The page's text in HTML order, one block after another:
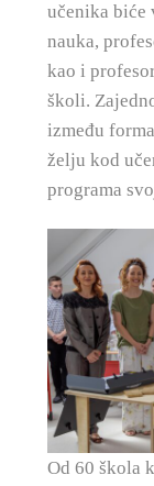
učenika biće
nauka,
kao i
školi.
između
želju kod
programa
Od 60 škola